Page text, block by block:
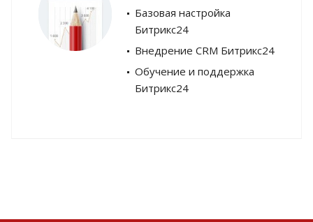
Базовая настройка
Битрикс24
Внедрение CRM Битрикс24
Обучение и поддержка
Битрикс24